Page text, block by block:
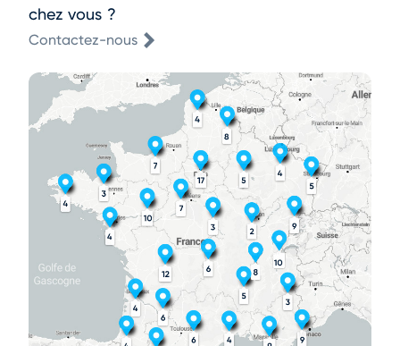
chez vous ?
Contactez-nous